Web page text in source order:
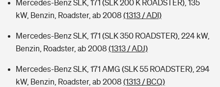
Mercedes-Benz SLK, 171 (SLK 200 K ROADSTER), 135
kW, Benzin, Roadster, ab 2008 (1313 / ADI)
Mercedes-Benz SLK, 171 (SLK 350 ROADSTER), 224 kW,
Benzin, Roadster, ab 2008 (1313 / ADJ)
Mercedes-Benz SLK, 171 AMG (SLK 55 ROADSTER), 294
kW, Benzin, Roadster, ab 2008 (1313 / BCQ)